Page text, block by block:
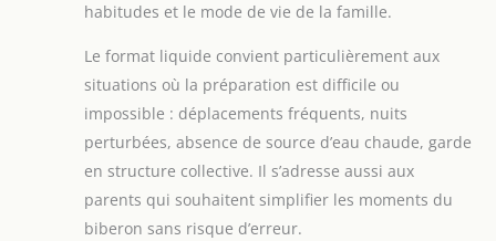
habitudes et le mode de vie de la famille.
Le format liquide convient particulièrement aux
situations où la préparation est difficile ou
impossible : déplacements fréquents, nuits
perturbées, absence de source d’eau chaude, garde
en structure collective. Il s’adresse aussi aux
parents qui souhaitent simplifier les moments du
biberon sans risque d’erreur.